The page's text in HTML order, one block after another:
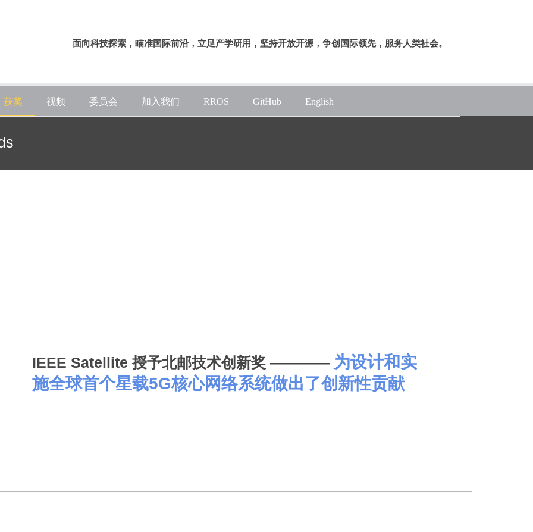
面向科技探索，瞄准国际前沿，立足产学研用，坚持开放开源，争创国际领先，服务人类社会。
获奖 视频 委员会 加入我们 RROS GitHub English
IEEE Satellite 授予北邮技术创新奖 ———— 为设计和实
施全球首个星载5G核心网络系统做出了创新性贡献